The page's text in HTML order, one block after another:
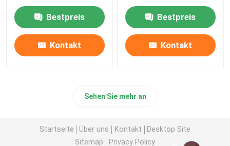
Bestpreis
Kontakt
Bestpreis
Kontakt
Sehen Sie mehr an
Startseite Über uns Kontakt
Desktop Site
Sitemap
Privacy Policy